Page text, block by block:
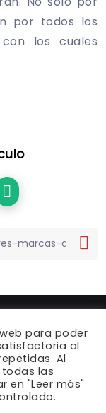
por todos los
los cuales
privacidad
para poder
al
Al
las
en "Leer más"